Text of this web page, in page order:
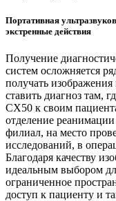
Портативная
экстренные действия
Получение
систем осложняется
получать изображения
ставить диагноз там,
CX50 к своим
отделение
филиал, на место
исследований, в
Благодаря качеству
идеальным выбором
ограниченное
доступ к пациенту и